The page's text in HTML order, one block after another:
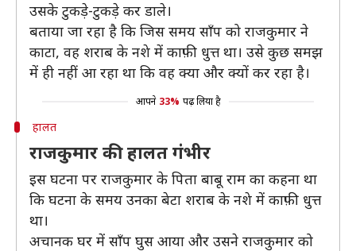
उसके टुकड़े-टुकड़े कर डाले।
बताया जा रहा है कि जिस समय साँप को राजकुमार ने
काटा, वह शराब के नशे में काफ़ी धुत्त था। उसे कुछ समझ
में ही नहीं आ रहा था कि वह क्या और क्यों कर रहा है।
आपने 33% पढ़ लिया है
हालत
राजकुमार की हालत गंभीर
इस घटना पर राजकुमार के पिता बाबू राम का कहना था
कि घटना के समय उनका बेटा शराब के नशे में काफ़ी धुत्त
था।
अचानक घर में साँप घुस आया और उसने राजकुमार को